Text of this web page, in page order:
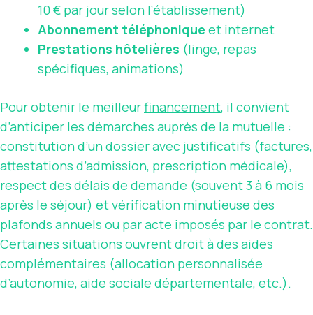
10 € par jour selon l’établissement)
Abonnement téléphonique et internet
Prestations hôtelières (linge, repas
spécifiques, animations)
Pour obtenir le meilleurfinancement, il convient
d’anticiper les démarches auprès de la mutuelle :
constitution d’un dossier avec justificatifs (factures,
attestations d’admission, prescription médicale),
respect des délais de demande (souvent 3 à 6 mois
après le séjour) et vérification minutieuse des
plafonds annuels ou par acte imposés par le contrat.
Certaines situations ouvrent droit à des aides
complémentaires (allocation personnalisée
d’autonomie, aide sociale départementale, etc.).